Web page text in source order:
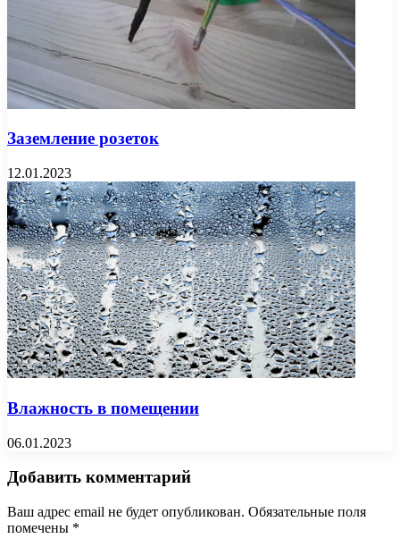
Заземление розеток
12.01.2023
Влажность в помещении
06.01.2023
Добавить комментарий
Ваш адрес email не будет опубликован. Обязательные поля
помечены *